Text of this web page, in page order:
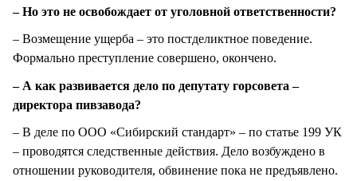
– Но это не освобождает от уголовной ответственности?
– Возмещение ущерба – это постделиктное поведение.
Формально преступление совершено, окончено.
– А как развивается дело по депутату горсовета –
директора пивзавода?
– В деле по ООО «Сибирский стандарт» – по статье 199 УК
– проводятся следственные действия. Дело возбуждено в
отношении руководителя, обвинение пока не предъявлено.